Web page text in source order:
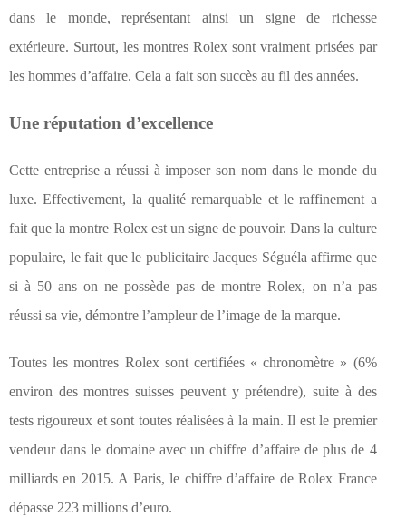
dans le monde, représentant ainsi un signe de richesse
extérieure. Surtout, les montres Rolex sont vraiment prisées par
les hommes d’affaire. Cela a fait son succès au fil des années.
Une réputation d’excellence
Cette entreprise a réussi à imposer son nom dans le monde du
luxe. Effectivement, la qualité remarquable et le raffinement a
fait que la montre Rolex est un signe de pouvoir. Dans la culture
populaire, le fait que le publicitaire Jacques Séguéla affirme que
si à 50 ans on ne possède pas de montre Rolex, on n’a pas
réussi sa vie, démontre l’ampleur de l’image de la marque.
Toutes les montres Rolex sont certifiées « chronomètre » (6%
environ des montres suisses peuvent y prétendre), suite à des
tests rigoureux et sont toutes réalisées à la main. Il est le premier
vendeur dans le domaine avec un chiffre d’affaire de plus de 4
milliards en 2015. A Paris, le chiffre d’affaire de Rolex France
dépasse 223 millions d’euro.